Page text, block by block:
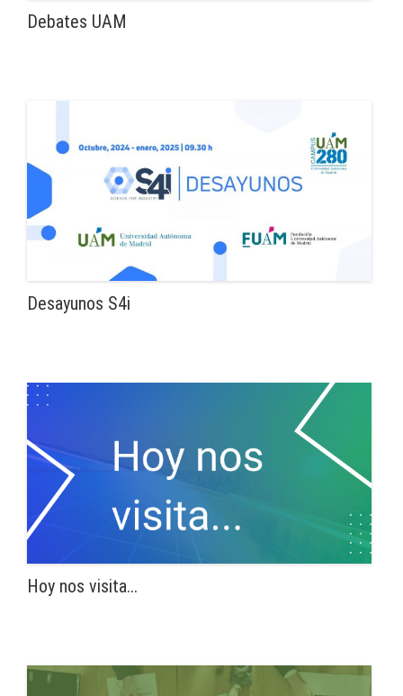
Debates UAM
Desayunos S4i
Hoy nos visita...